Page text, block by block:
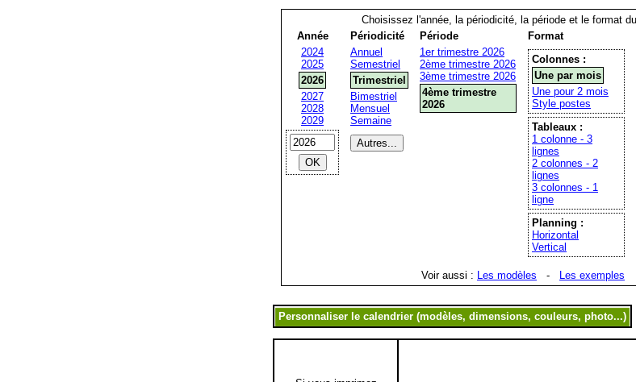
Choisissez l'année, la périodicité, la période et le format
Année
2024
2025
2026
2027
2028
2029
Périodicité
Annuel
Semestriel
Trimestriel
Bimestriel
Mensuel
Semaine
Période
1er trimestre 2026
2ème trimestre 2026
3ème trimestre 2026
4ème trimestre
2026
Format
Colonnes :
Une par mois
Une pour 2 mois
Style postes
Tableaux :
1 colonne - 3
lignes
2 colonnes - 2
lignes
3 colonnes - 1
ligne
Planning :
Horizontal
Vertical
Voir aussi : Les modèles - Les exemples